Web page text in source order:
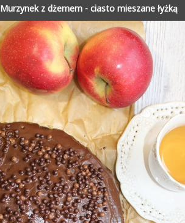
Murzynek z dżemem - ciasto mieszane łyżką